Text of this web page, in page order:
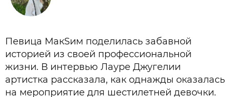
Певица МакSим поделилась забавной
историей из своей профессиональной
жизни. В интервью Лауре Джугелии
артистка рассказала, как однажды оказалась
на мероприятие для шестилетней девочки.